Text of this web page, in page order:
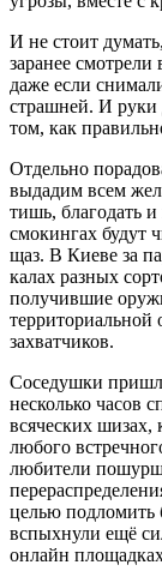
И не стоит
заранее
даже если
страшней. И руки
том, как
Отдельно
выдадим всем
тишь, благодать
смокингах будут
щаз. В Киеве за
калах разных
получившие
захватчиков.
Соседушки
несколько часов
всяческих шизах,
любого
любители
целью подломить
вспыхнули ещё
онлайн